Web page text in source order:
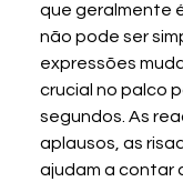
que geralmente
não pode ser
expressões
crucial no palco
segundos. As
aplausos, as
ajudam a contar